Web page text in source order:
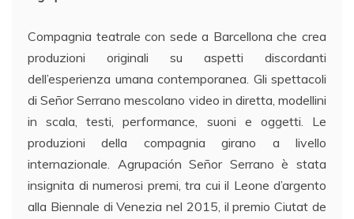
Compagnia teatrale con sede a Barcellona che crea
produzioni originali su aspetti discordanti
dell’esperienza umana contemporanea. Gli spettacoli
di Señor Serrano mescolano video in diretta, modellini
in scala, testi, performance, suoni e oggetti. Le
produzioni della compagnia girano a livello
internazionale. Agrupación Señor Serrano è stata
insignita di numerosi premi, tra cui il Leone d’argento
alla Biennale di Venezia nel 2015, il premio Ciutat de